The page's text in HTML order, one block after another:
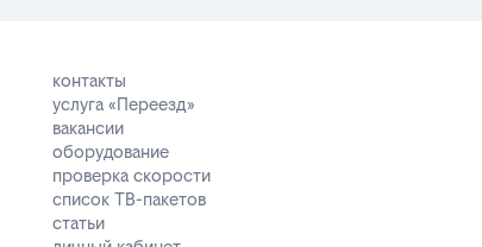
контакты
услуга «Переезд»
вакансии
оборудование
проверка скорости
список ТВ-пакетов
статьи